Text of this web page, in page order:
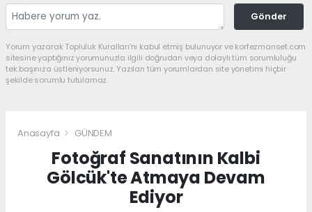
Gönder
Yorum yazarak Topluluk Kuralları’nı kabul etmiş bulunuyor ve korfezmanset.com
sitesine yaptığınız yorumunuzla ilgili doğrudan veya dolaylı tüm sorumluluğu
tek başınıza üstleniyorsunuz. Yazılan tüm yorumlardan site yönetimi hiçbir
şekilde sorumlu tutulamaz.
Anasayfa GÜNDEM
Fotoğraf Sanatının Kalbi
Gölcük'te Atmaya Devam
Ediyor